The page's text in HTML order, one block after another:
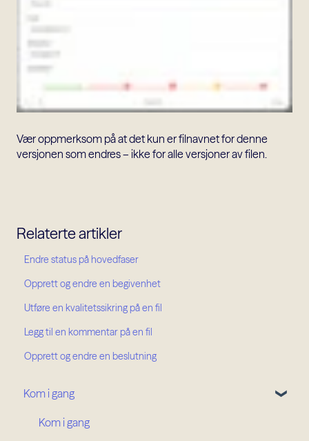
Vær oppmerksom på at det kun er filnavnet for denne
versjonen som endres – ikke for alle versjoner av filen.
Relaterte artikler
Endre status på hovedfaser
Opprett og endre en begivenhet
Utføre en kvalitetssikring på en fil
Legg til en kommentar på en fil
Opprett og endre en beslutning
Kom i gang
Kom i gang